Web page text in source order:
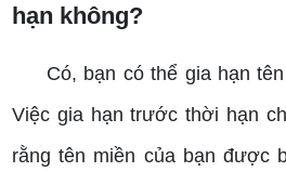
hạn không?
Có, bạn có thể gia hạn
Việc gia hạn trước thời hạn
rằng tên miền của bạn được